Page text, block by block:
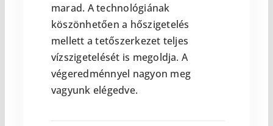
marad. A technológiának
köszönhetően a hőszigetelés
mellett a tetőszerkezet teljes
vízszigetelését is megoldja. A
végeredménnyel nagyon meg
vagyunk elégedve.